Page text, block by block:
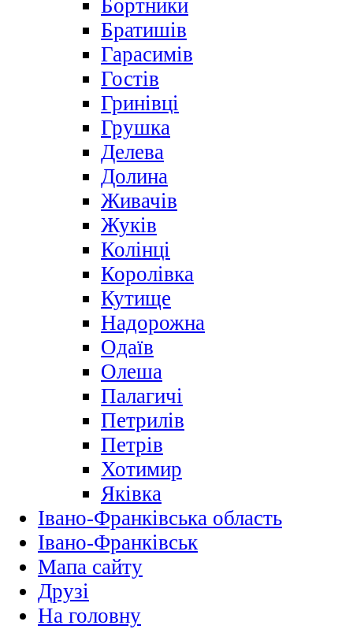
Бортники
Братишів
Гарасимів
Гостів
Гринівці
Грушка
Делева
Долина
Живачів
Жуків
Колінці
Королівка
Кутище
Надорожна
Одаїв
Олеша
Палагичі
Петрилів
Петрів
Хотимир
Яківка
Івано-Франківська область
Івано-Франківськ
Мапа сайту
Друзі
На головну